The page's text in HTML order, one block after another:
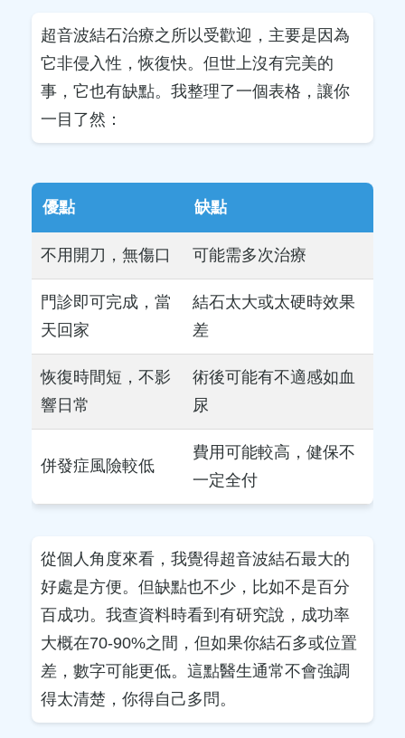
超音波結石治療之所以受歡迎，主要是因為
它非侵入性，恢復快。但世上沒有完美的
事，它也有缺點。我整理了一個表格，讓你
一目了然：
優點 缺點
不用開刀，無傷口 可能需多次治療
門診即可完成，當
天回家
結石太大或太硬時效果
差
恢復時間短，不影
響日常
術後可能有不適感如血
尿
併發症風險較低
費用可能較高，健保不
一定全付
從個人角度來看，我覺得超音波結石最大的
好處是方便。但缺點也不少，比如不是百分
百成功。我查資料時看到有研究說，成功率
大概在70-90%之間，但如果你結石多或位置
差，數字可能更低。這點醫生通常不會強調
得太清楚，你得自己多問。